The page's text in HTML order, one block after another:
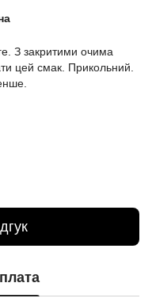
З закритими очима
цей смак. Прикольний.